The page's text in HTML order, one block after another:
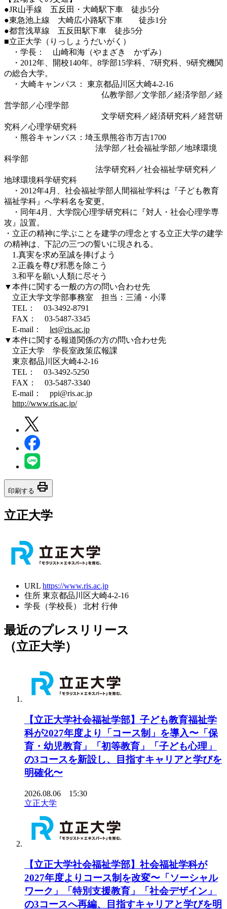
●JR山手線 五反田・大崎駅下車 徒歩5分
●東急池上線 大崎広小路駅下車 徒歩1分
●都営浅草線 五反田駅下車 徒歩5分
■立正大学（りっしょうだいがく）
・学長： 山崎和海（やまざき かずみ）
・2012年、開校140年。8学部15学科、7研究科、9研究機関
の総合大学。
・大崎キャンパス： 東京都品川区大崎4-2-16
仏教学部／文学部／経済学部／経
営学部／心理学部
文学研究科／経済研究科／経営研
究科／心理学研究科
・熊谷キャンパス：埼玉県熊谷市万吉1700
法学部／社会福祉学部／地球環境
科学部
法学研究科／社会福祉学研究科／
地球環境科学研究科
・2012年4月、社会福祉学部人間福祉学科は『子ども教育
福祉学科』へ学科名を変更。
・同年4月、大学院心理学研究科に『対人・社会心理学専
攻』設置。
・立正の精神に学ぶことを建学の理念とする立正大学の建学
の精神は、下記の三つの誓いに現される。
1.真実を求め至誠を捧げよう
2.正義を尊び邪悪を除こう
3.和平を願い人類に尽そう
▼本件に関する一般の方の問い合わせ先
立正大学文学部事務室 担当：三浦・小澤
TEL： 03-3492-8791
FAX： 03-5487-3345
E-mail： let@ris.ac.jp
▼本件に関する報道関係の方の問い合わせ先
立正大学 学長室政策広報課
東京都品川区大崎4-2-16
TEL： 03-3492-5250
FAX： 03-5487-3340
E-mail： ppi@ris.ac.jp
http://www.ris.ac.jp/
印刷する print
立正大学
URL https://www.ris.ac.jp
住所 東京都品川区大崎4-2-16
学長（学校長）
北村 行伸
最近のプレスリリース
（立正大学）
【立正大学社会福祉学部】子ども教育福祉学
科が2027年度より「コース制」を導入〜「保
育・幼児教育」「初等教育」「子ども心理」
の3コースを新設し、目指すキャリアと学びを
明確化〜
2026.08.06 15:30
立正大学
【立正大学社会福祉学部】社会福祉学科が
2027年度よりコース制を改変〜「ソーシャル
ワーク」「特別支援教育」「社会デザイン」
の3コースへ再編、目指すキャリアと学びを明